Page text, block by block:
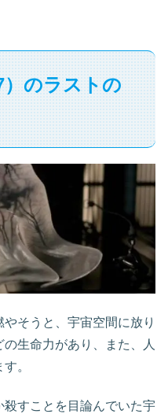
）のラストの
そうと、宇宙空間に放り
生命力があり、また、人
。
すことを目論んでいた宇